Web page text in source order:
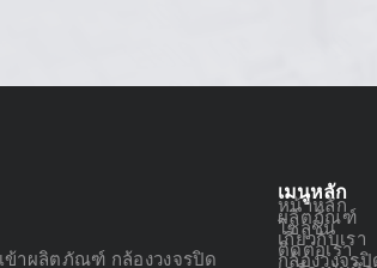
ข้าผลิตภัณฑ์ กล้องวงจรปิด
เมนูหลัก
หน้าหลัก
ผลิตภัณฑ์
โซลูชัน
เกี่ยวกับเรา
ติดต่อเรา
กล้องวงจรปิ